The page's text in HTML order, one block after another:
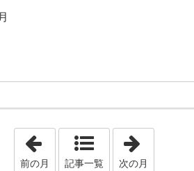
「2019年4月」
前の月 記事一覧 次の月